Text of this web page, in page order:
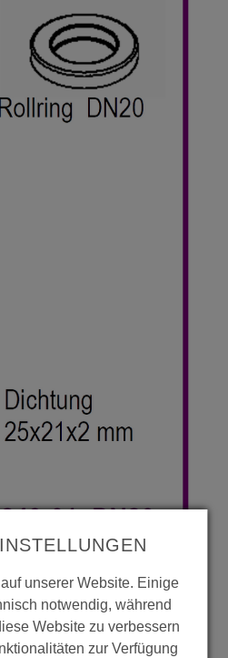
unserer Website. Einige
notwendig, während
Website zu verbessern
zur Verfügung